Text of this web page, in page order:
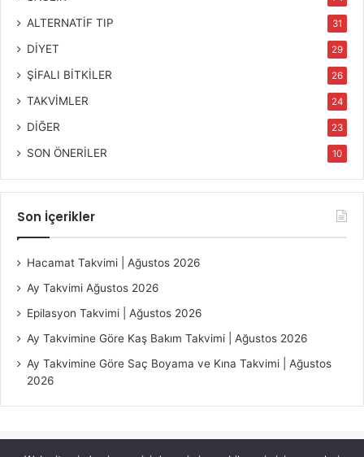
ALTERNATİF TIP 31
DİYET 29
ŞİFALI BİTKİLER 26
TAKVİMLER 24
DİĞER 23
SON ÖNERİLER 10
Son İçerikler
Hacamat Takvimi | Ağustos 2026
Ay Takvimi Ağustos 2026
Epilasyon Takvimi | Ağustos 2026
Ay Takvimine Göre Kaş Bakım Takvimi | Ağustos 2026
Ay Takvimine Göre Saç Boyama ve Kına Takvimi | Ağustos
2026